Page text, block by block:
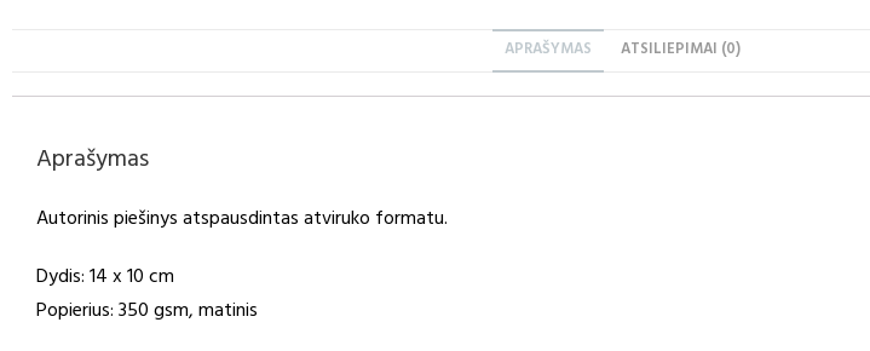
APRAŠYMAS ATSILIEPIMAI (0)
Aprašymas
Autorinis piešinys atspausdintas atviruko formatu.
Dydis: 14 x 10 cm
Popierius: 350 gsm, matinis